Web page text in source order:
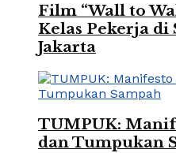
Film “Wall to
Kelas Pekerja di
Jakarta
TUMPUK:
dan Tumpukan